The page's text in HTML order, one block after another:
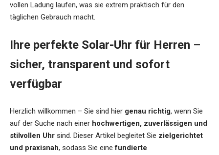
vollen Ladung laufen, was sie extrem praktisch für den
täglichen Gebrauch macht.
Ihre perfekte Solar-Uhr für Herren –
sicher, transparent und sofort
verfügbar
Herzlich willkommen – Sie sind hier genau richtig, wenn Sie
auf der Suche nach einer hochwertigen, zuverlässigen und
stilvollen Uhr sind. Dieser Artikel begleitet Sie zielgerichtet
und praxisnah, sodass Sie einefundierte